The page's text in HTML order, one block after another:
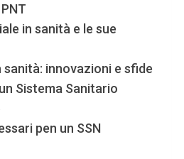
in sanità e le sue
innovazioni e sfide
Sistema Sanitario
pen un SSN